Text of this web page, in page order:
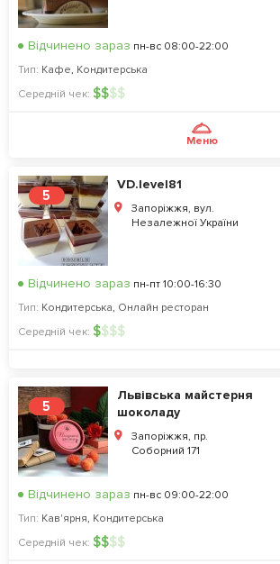
Відчинено зараз пн-вс 08:00-22:00
Тип: Кафе, Кондитерська
Середній чек: $$$$
Меню
5
VD.level81
Запоріжжя, вул.
Незалежної України
Відчинено зараз пн-пт 10:00-16:30
Тип: Кондитерська, Онлайн ресторан
Середній чек: $$$$
5
Львівська майстерня
шоколаду
Запоріжжя, пр.
Соборний 171
Відчинено зараз пн-вс 09:00-22:00
Тип: Кав'ярня, Кондитерська
Середній чек: $$$$